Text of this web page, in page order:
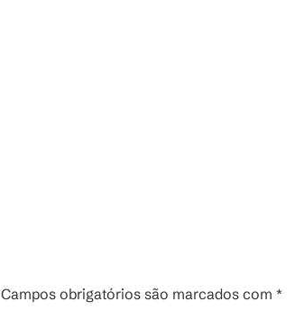
Campos obrigatórios são marcados com *